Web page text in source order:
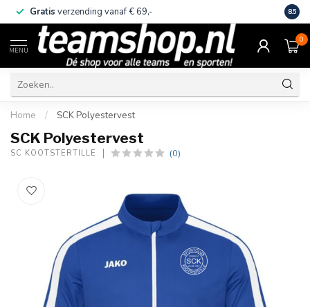
Gratis verzending vanaf € 69,- Eigen
8.5
MENU
0
Home / SCK Polyestervest
SCK Polyestervest
SC KOOTSTERTILLE (0)